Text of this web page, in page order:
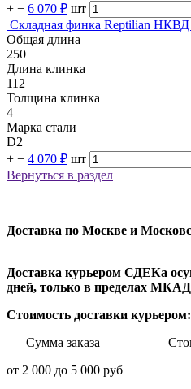
+ − 6 070 ₽ шт
Складная финка Reptilian НКВД
Общая длина
250
Длина клинка
112
Толщина клинка
4
Марка стали
D2
+ − 4 070 ₽ шт
Вернуться в раздел
Доставка по Москве и
Доставка курьером СДЕКа
дней, только в пределах МКАД
Стоимость доставки курьером:
Сумма заказа
от 2 000 до 5 000 руб